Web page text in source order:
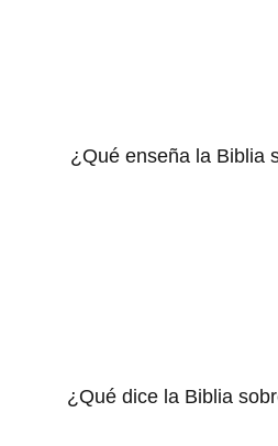
¿Qué enseña la Biblia
¿Qué dice la Biblia